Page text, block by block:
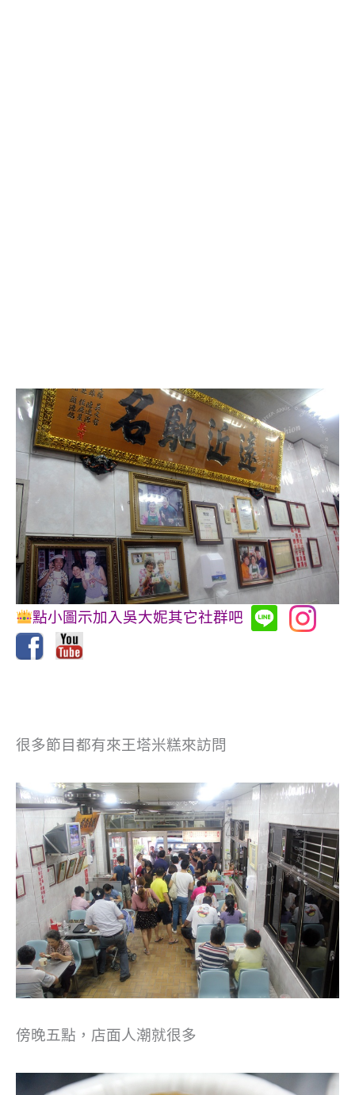
點小圖示加入吳大妮其它社群吧
很多節目都有來王塔米糕來訪問
傍晚五點，店面人潮就很多